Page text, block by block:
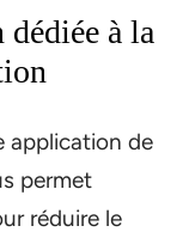
à la
application de
permet
réduire le